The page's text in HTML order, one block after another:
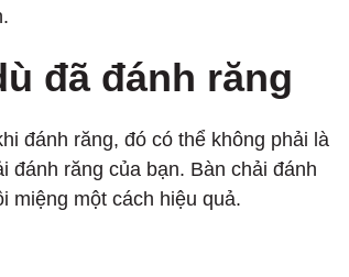
đã đánh răng
đánh răng, đó có thể không phải là
đánh răng của bạn. Bàn chải đánh
miệng một cách hiệu quả.